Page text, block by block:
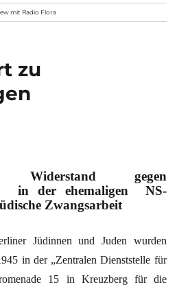
mit Radio Flora
zu
Widerstand gegen
in der ehemaligen NS-
Zwangsarbeit
Jüdinnen und Juden wurden
in der „Zentralen Dienststelle für
15 in Kreuzberg für die